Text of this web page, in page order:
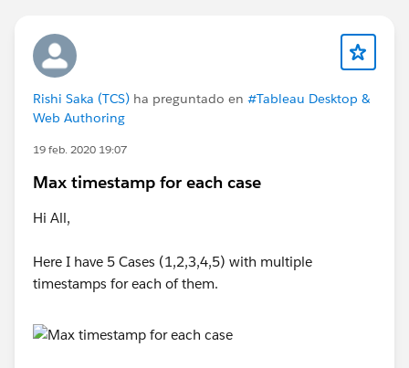
Rishi Saka (TCS) ha preguntado en #Tableau Desktop &
Web Authoring
19 feb. 2020 19:07
Max timestamp for each case
Hi All,
Here I have 5 Cases (1,2,3,4,5) with multiple
timestamps for each of them.